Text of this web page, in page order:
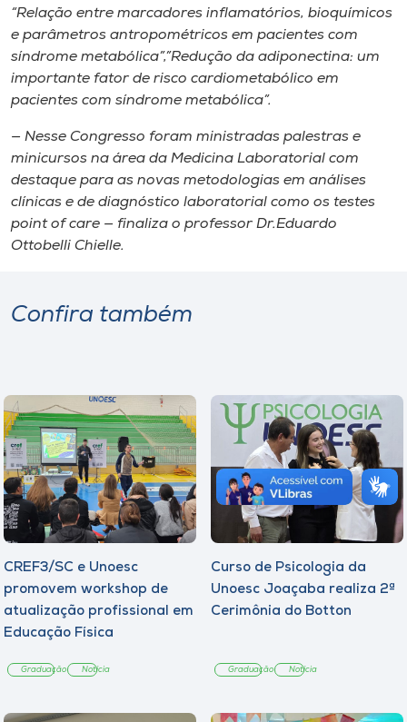
“Relação entre marcadores inflamatórios, bioquímicos
e parâmetros antropométricos em pacientes com
síndrome metabólica”,”Redução da adiponectina: um
importante fator de risco cardiometabólico em
pacientes com síndrome metabólica”.
— Nesse Congresso foram ministradas palestras e
minicursos na área da Medicina Laboratorial com
destaque para as novas metodologias em análises
clínicas e de diagnóstico laboratorial como os testes
point of care — finaliza o professor Dr.Eduardo
Ottobelli Chielle.
Confira também
CREF3/SC e Unoesc
promovem workshop de
atualização profissional em
Educação Física
Graduação Notícia
Curso de Psicologia da
Unoesc Joaçaba realiza 2ª
Cerimônia do Botton
Graduação Notícia